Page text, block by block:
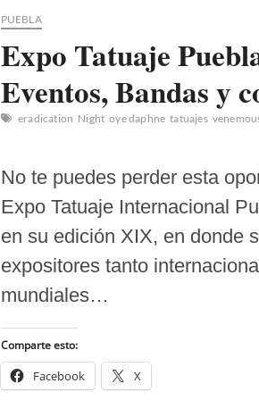
PUEBLA
Expo Tatuaje
Eventos, Bandas y
eradication Night oye daphne tatuajes
No te puedes perder esta
Expo Tatuaje Internacional
en su edición XIX, en donde
expositores tanto
mundiales…
Comparte esto:
Facebook X